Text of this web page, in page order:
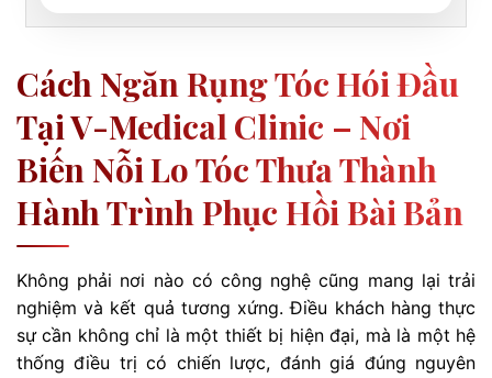
Cách Ngăn Rụng Tóc Hói Đầu
Tại V-Medical Clinic – Nơi
Biến Nỗi Lo Tóc Thưa Thành
Hành Trình Phục Hồi Bài Bản
Không phải nơi nào có công nghệ cũng mang lại trải
nghiệm và kết quả tương xứng. Điều khách hàng thực
sự cần không chỉ là một thiết bị hiện đại, mà là một hệ
thống điều trị có chiến lược, đánh giá đúng nguyên